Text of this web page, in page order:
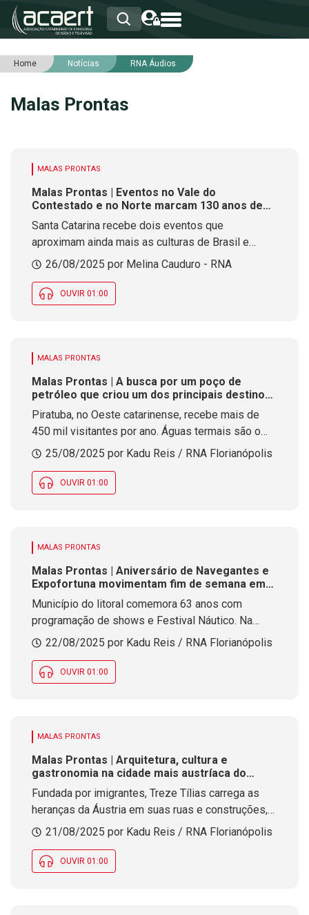
HOME
ASSOCIADOS
SERVIÇOS
Home Notícias RNA Áudios
Malas Prontas
MALAS PRONTAS
Malas Prontas | Eventos no Vale do
Contestado e no Norte marcam 130 anos de
amizade Brasil-Japão
Santa Catarina recebe dois eventos que
aproximam ainda mais as culturas de Brasil e
Japão. Neste ano os países celebram 130 anos de
Tratado de Amizade e fortalecidas pela imigração
japonesa a partir de 1908.
26/08/2025 por Melina Cauduro - RNA
OUVIR 01:00
MALAS PRONTAS
Malas Prontas | A busca por um poço de
petróleo que criou um dos principais destinos
turísticos de SC
Piratuba, no Oeste catarinense, recebe mais de
450 mil visitantes por ano. Águas termais são o
principal atrativo da cidade e foram descobertas
25/08/2025 por Kadu Reis / RNA Florianópolis
OUVIR 01:00
MALAS PRONTAS
Malas Prontas | Aniversário de Navegantes e
Expofortuna movimentam fim de semana em
SC com atrações culturais, esporte e
gastronomia
Município do litoral comemora 63 anos com
programação de shows e Festival Náutico. Na
região Sul, Rio Fortuna celebra tradições locais
22/08/2025 por Kadu Reis / RNA Florianópolis
OUVIR 01:00
MALAS PRONTAS
Malas Prontas | Arquitetura, cultura e
gastronomia na cidade mais austríaca do
Brasil
Fundada por imigrantes, Treze Tílias carrega as
heranças da Áustria em suas ruas e construções,
proporcionando turismo histórico, além de opções
21/08/2025 por Kadu Reis / RNA Florianópolis
OUVIR 01:00